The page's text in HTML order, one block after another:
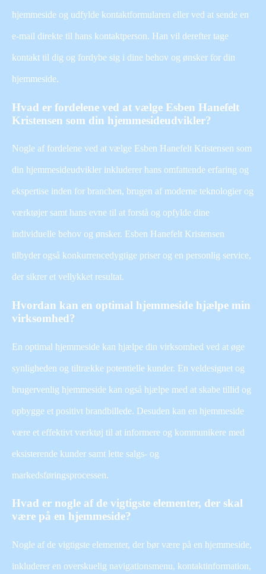
hjemmeside og udfylde kontaktformularen eller ved at sende en
e-mail direkte til hans kontaktperson. Han vil derefter tage
kontakt til dig og fordybe sig i dine behov og ønsker for din
hjemmeside.
Hvad er fordelene ved at vælge Esben Hanefelt
Kristensen som din hjemmesideudvikler?
Nogle af fordelene ved at vælge Esben Hanefelt Kristensen som
din hjemmesideudvikler inkluderer hans omfattende erfaring og
ekspertise inden for branchen, brugen af moderne teknologier og
værktøjer samt hans evne til at forstå og opfylde dine
individuelle behov og ønsker. Esben Hanefelt Kristensen
tilbyder også konkurrencedygtige priser og en personlig service,
der sikrer et vellykket resultat.
Hvordan kan en optimal hjemmeside hjælpe min
virksomhed?
En optimal hjemmeside kan hjælpe din virksomhed ved at øge
synligheden og tiltrække potentielle kunder. En veldesignet og
brugervenlig hjemmeside kan også hjælpe med at skabe tillid og
opbygge et positivt brandbillede. Desuden kan en hjemmeside
være et effektivt værktøj til at informere og kommunikere med
eksisterende kunder samt lette salgs- og
markedsføringsprocessen.
Hvad er nogle af de vigtigste elementer, der skal
være på en hjemmeside?
Nogle af de vigtigste elementer, der bør være på en hjemmeside,
inkluderer en overskuelig navigationsmenu, kontaktinformation,